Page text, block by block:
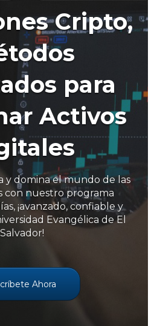
Cripto,
para
Activos
y domina el mundo de las
con nuestro programa
¡avanzado, confiable y
Evangélica de El
Salvador!
Ahora